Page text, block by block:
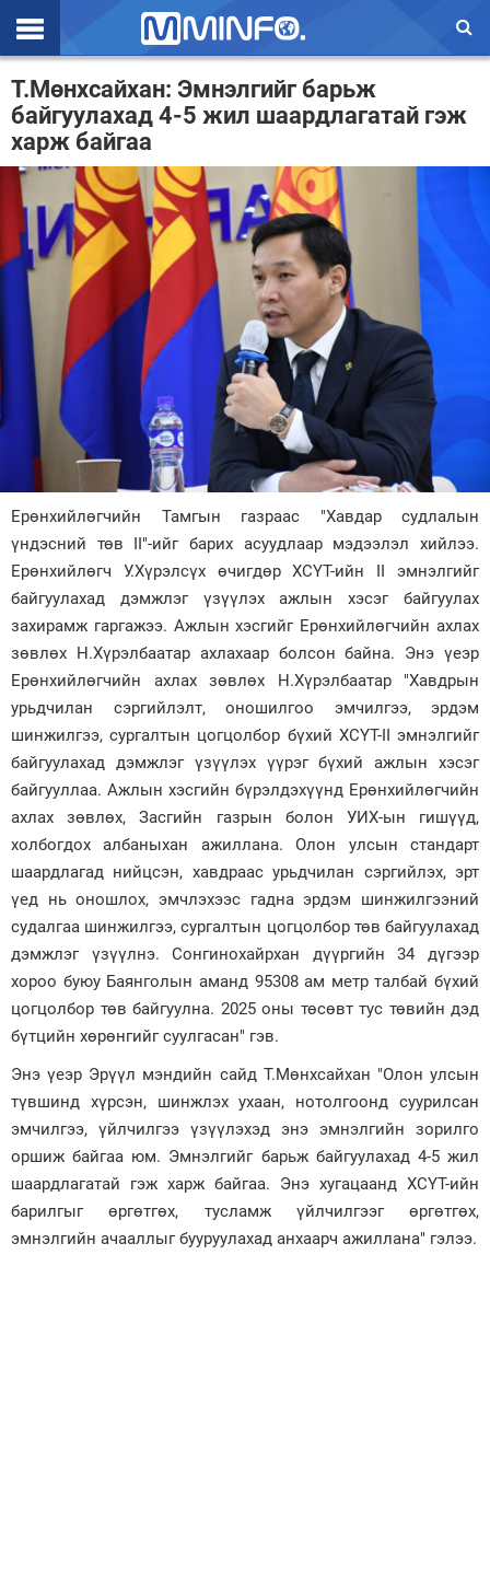
Эхлэл
Цаг агаар
Валют ханш
Улс төр
Эдийн засаг
Үзэл бодол
Спорт
Нийгэм
Дэлхий
Энтертайнмэнт
Зурхай
Т.Мөнхсайхан: Эмнэлгийг барьж
байгуулахад 4-5 жил шаардлагатай гэж
харж байгаа
Ерөнхийлөгчийн Тамгын газраас "Хавдар судлалын
үндэсний төв II"-ийг барих асуудлаар мэдээлэл хийлээ.
Ерөнхийлөгч У.Хүрэлсүх өчигдөр ХСҮТ-ийн II эмнэлгийг
байгуулахад дэмжлэг үзүүлэх ажлын хэсэг байгуулах
захирамж гаргажээ. Ажлын хэсгийг Ерөнхийлөгчийн ахлах
зөвлөх Н.Хүрэлбаатар ахлахаар болсон байна. Энэ үеэр
Ерөнхийлөгчийн ахлах зөвлөх Н.Хүрэлбаатар "Хавдрын
урьдчилан сэргийлэлт, оношилгоо эмчилгээ, эрдэм
шинжилгээ, сургалтын цогцолбор бүхий ХСҮТ-II эмнэлгийг
байгуулахад дэмжлэг үзүүлэх үүрэг бүхий ажлын хэсэг
байгууллаа. Ажлын хэсгийн бүрэлдэхүүнд Ерөнхийлөгчийн
ахлах зөвлөх, Засгийн газрын болон УИХ-ын гишүүд,
холбогдох албаныхан ажиллана. Олон улсын стандарт
шаардлагад нийцсэн, хавдраас урьдчилан сэргийлэх, эрт
үед нь оношлох, эмчлэхээс гадна эрдэм шинжилгээний
судалгаа шинжилгээ, сургалтын цогцолбор төв байгуулахад
дэмжлэг үзүүлнэ. Сонгинохайрхан дүүргийн 34 дүгээр
хороо буюу Баянголын аманд 95308 ам метр талбай бүхий
цогцолбор төв байгуулна. 2025 оны төсөвт тус төвийн дэд
бүтцийн хөрөнгийг суулгасан" гэв.
Энэ үеэр Эрүүл мэндийн сайд Т.Мөнхсайхан "Олон улсын
түвшинд хүрсэн, шинжлэх ухаан, нотолгоонд суурилсан
эмчилгээ, үйлчилгээ үзүүлэхэд энэ эмнэлгийн зорилго
оршиж байгаа юм. Эмнэлгийг барьж байгуулахад 4-5 жил
шаардлагатай гэж харж байгаа. Энэ хугацаанд ХСҮТ-ийн
барилгыг өргөтгөх, тусламж үйлчилгээг өргөтгөх,
эмнэлгийн ачааллыг бууруулахад анхаарч ажиллана" гэлээ.